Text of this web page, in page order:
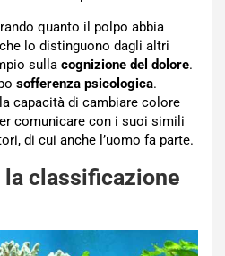
quanto il polpo abbia
lo distinguono dagli altri
sulla cognizione del dolore.
sofferenza psicologica.
capacità di cambiare colore
comunicare con i suoi simili
di cui anche l’uomo fa parte.
la classificazione